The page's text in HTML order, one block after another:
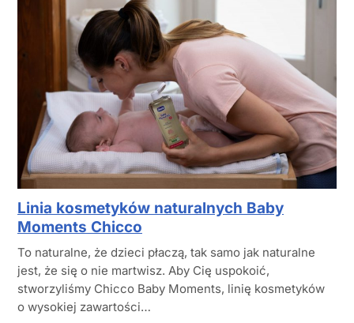
Linia kosmetyków naturalnych Baby
Moments Chicco
To naturalne, że dzieci płaczą, tak samo jak naturalne
jest, że się o nie martwisz. Aby Cię uspokoić,
stworzyliśmy Chicco Baby Moments, linię kosmetyków
o wysokiej zawartości…